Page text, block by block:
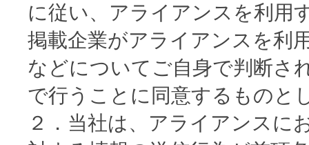
に従い、アライアンスを利用
掲載企業がアライアンスを利
などについてご自身で判断さ
で行うことに同意するものと
２．当社は、アライアンスに